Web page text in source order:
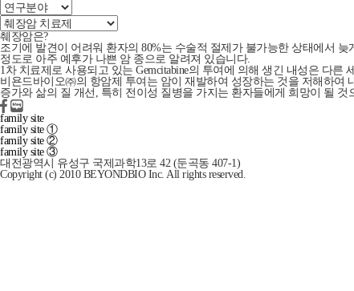
췌장암은?
조기에 발견이 어려워 환자의 80%는 수술적 절제가 불가능한 상태에서 늦
정도로 아주 예후가 나쁜 암 종으로 알려져 있습니다.
1차 치료제로 사용되고 있는 Gemcitabine의 투여에 의해 생긴 내성 은 다른
비욘드바이오㈜의 항암제 투여는 암이 재발하여 성장하는 것을 저해하여
증가와 삶의 질 개선, 특히 전이성 질병을 가지는 환자들에게 희망이 될 것
family site
family site ①
family site ②
family site ③
대전광역시 유성구 국제과학13로 42 (둔곡동 407-1)
Copyright (c) 2010 BEYONDBIO Inc. All rights reserved.